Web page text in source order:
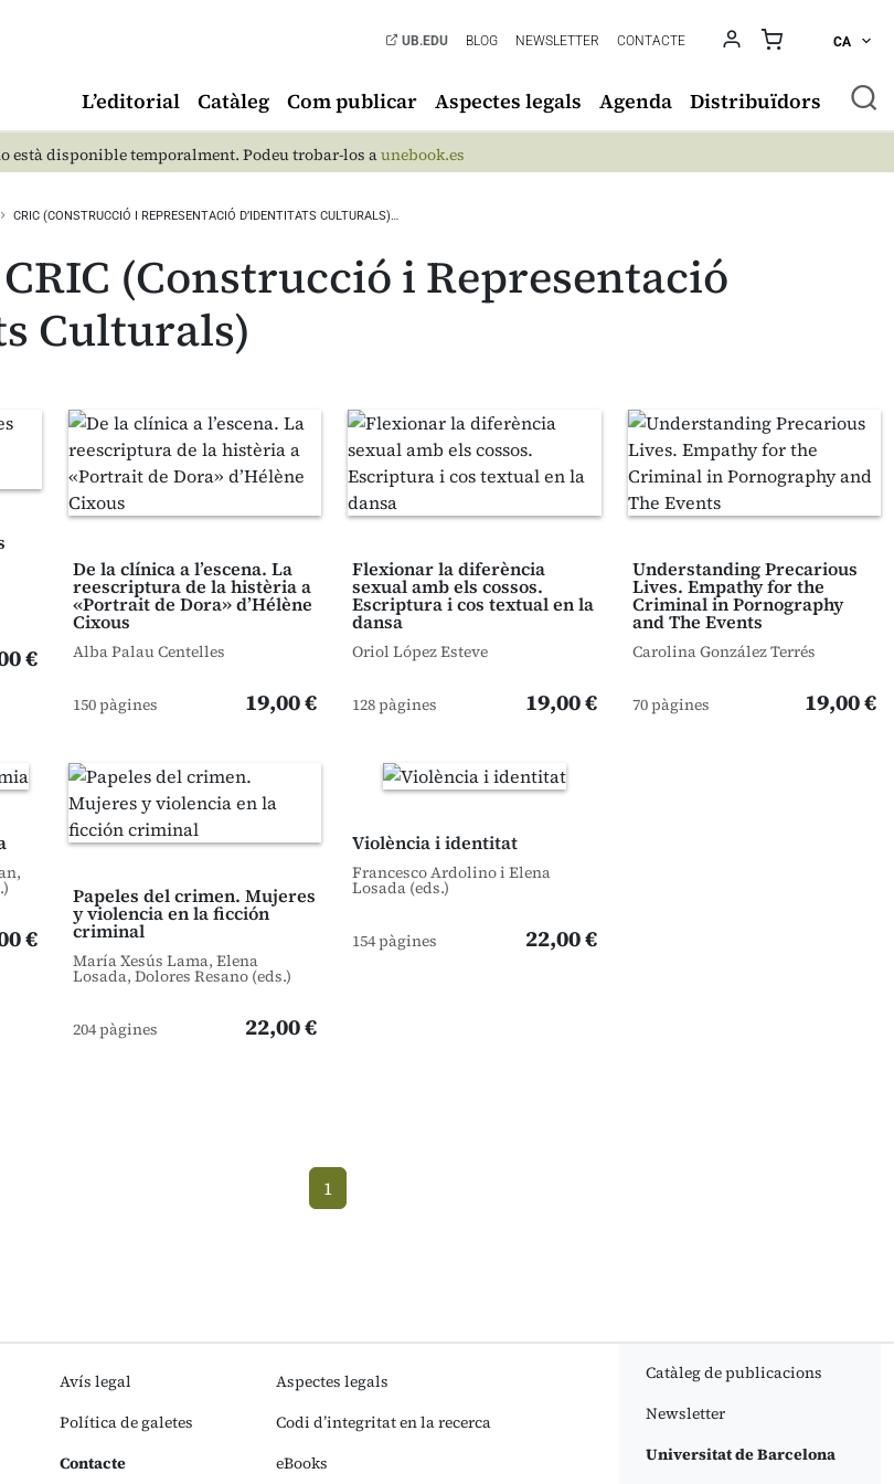
UB.EDU BLOG NEWSLETTER CONTACTE CA
L’editorial Catàleg Com publicar Aspectes legals Agenda Distribuïdors
està disponible temporalment. Podeu trobar-los aunebook.es
CRIC (CONSTRUCCIÓ I REPRESENTACIÓ D’IDENTITATS CULTURALS)…
CRIC (Construcció i Representació
Culturals)
€
De la clínica a l’escena. La
reescriptura de la histèria a
«Portrait de Dora» d’Hélène
Cixous
Alba Palau Centelles
150 pàgines 19,00 €
Flexionar la diferència
sexual amb els cossos.
Escriptura i cos textual en la
dansa
Oriol López Esteve
128 pàgines 19,00 €
Understanding Precarious
Lives. Empathy for the
Criminal in Pornography
and The Events
Carolina González Terrés
70 pàgines 19,00 €
€
Papeles del crimen. Mujeres
y violencia en la ficción
criminal
María Xesús Lama, Elena
Losada, Dolores Resano (eds.)
204 pàgines 22,00 €
Violència i identitat
Francesco Ardolino i Elena
Losada (eds.)
154 pàgines 22,00 €
1
Avís legal
Política de galetes
Contacte
Aspectes legals
Codi d’integritat en la recerca
eBooks
Catàleg de publicacions
Newsletter
Universitat de Barcelona